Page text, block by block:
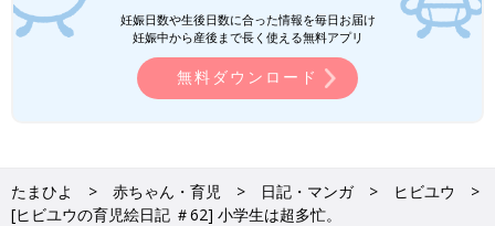
妊娠日数や生後日数に合った情報を毎日お届け
妊娠中から産後まで長く使える無料アプリ
無料ダウンロード
たまひよ 赤ちゃん・育児 日記・マンガ
ヒビユウ
[ヒビユウの育児絵日記 ＃62] 小学生は超多忙。